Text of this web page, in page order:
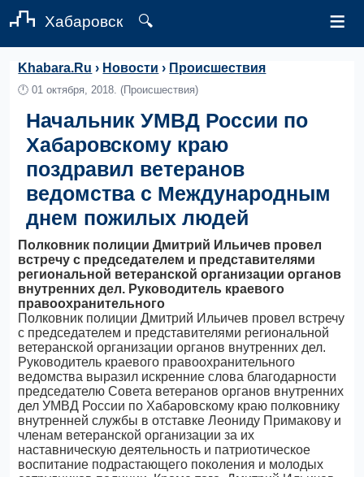
Хабаровск 🔍 ≡
Khabara.Ru › Новости › Происшествия
🕛01 октября, 2018. (Происшествия)
Начальник УМВД России по
Хабаровскому краю
поздравил ветеранов
ведомства с Международным
днем пожилых людей
Полковник полиции Дмитрий Ильичев провел
встречу с председателем и представителями
региональной ветеранской организации органов
внутренних дел. Руководитель краевого
правоохранительного
Полковник полиции Дмитрий Ильичев провел встречу
с председателем и представителями региональной
ветеранской организации органов внутренних дел.
Руководитель краевого правоохранительного
ведомства выразил искренние слова благодарности
председателю Совета ветеранов органов внутренних
дел УМВД России по Хабаровскому краю полковнику
внутренней службы в отставке Леониду Примакову и
членам ветеранской организации за их
наставническую деятельность и патриотическое
воспитание подрастающего поколения и молодых